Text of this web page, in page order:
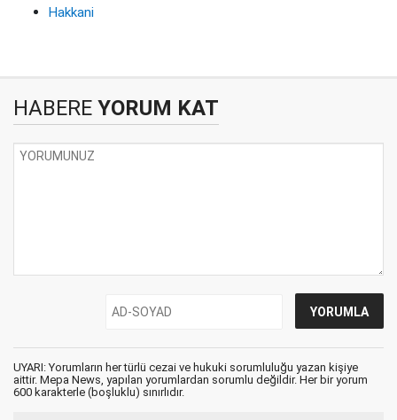
Hakkani
HABERE YORUM KAT
UYARI: Yorumların her türlü cezai ve hukuki sorumluluğu yazan kişiye
aittir. Mepa News, yapılan yorumlardan sorumlu değildir. Her bir yorum
600 karakterle (boşluklu) sınırlıdır.